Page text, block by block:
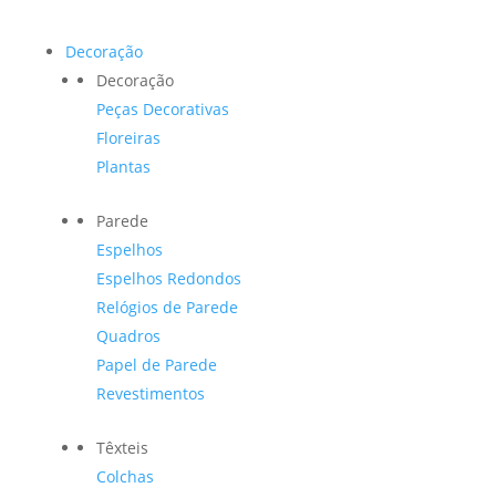
Decoração
Decoração
Peças Decorativas
Floreiras
Plantas
Parede
Espelhos
Espelhos Redondos
Relógios de Parede
Quadros
Papel de Parede
Revestimentos
Têxteis
Colchas